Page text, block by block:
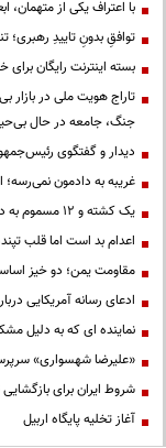
با اعتراف یکی از متهمان،
توافقِ بدونِ تاییدِ رهبری؛
بسته اینترنت رایگان برای
تاراج هویت ملی در بازار
جنگ، جامعه در حال
دیدار و گفتگوی
غریبه به دادمون نمی‌رسه؛
یک کشته و ۱۲ مسموم به دنبال مصرف مشروبات الکلی در نیشابور
اعدام بد است اما قلب
مقاومت یمن؛ دو خیز
ادعای رسانه آمریکایی
نماینده ای که به دلیل
«علیرضا شهسواری»
شروط ایران برای
آغاز تخلیه پایگاه اربیل